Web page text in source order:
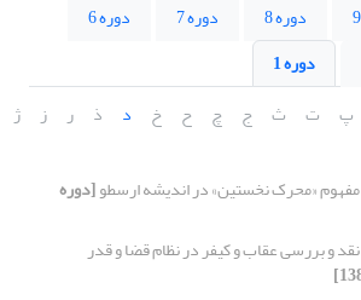
دوره 8 دوره 7
دوره 6
دوره 1
پ ت ث ج چ ح خ د ذ ر ز ژ
مفهوم «محرک نخستین» در اندیشه ارسطو[دوره
نقد و بررسی عقاب و کیفر در نظام قضا و قدر